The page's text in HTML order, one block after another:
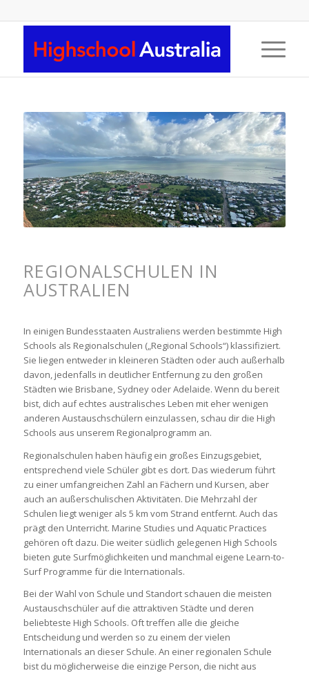
REGIONALSCHULEN IN
AUSTRALIEN
In einigen Bundesstaaten Australiens werden bestimmte High
Schools als Regionalschulen („Regional Schools“) klassifiziert.
Sie liegen entweder in kleineren Städten oder auch außerhalb
davon, jedenfalls in deutlicher Entfernung zu den großen
Städten wie Brisbane, Sydney oder Adelaide. Wenn du bereit
bist, dich auf echtes australisches Leben mit eher wenigen
anderen Austauschschülern einzulassen, schau dir die High
Schools aus unserem Regionalprogramm an.
Regionalschulen haben häufig ein großes Einzugsgebiet,
entsprechend viele Schüler gibt es dort. Das wiederum führt
zu einer umfangreichen Zahl an Fächern und Kursen, aber
auch an außerschulischen Aktivitäten. Die Mehrzahl der
Schulen liegt weniger als 5 km vom Strand entfernt. Auch das
prägt den Unterricht. Marine Studies und Aquatic Practices
gehören oft dazu. Die weiter südlich gelegenen High Schools
bieten gute Surfmöglichkeiten und manchmal eigene Learn-to-
Surf Programme für die Internationals.
Bei der Wahl von Schule und Standort schauen die meisten
Austauschschüler auf die attraktiven Städte und deren
beliebteste High Schools. Oft treffen alle die gleiche
Entscheidung und werden so zu einem der vielen
Internationals an dieser Schule. An einer regionalen Schule
bist du möglicherweise die einzige Person, die nicht aus